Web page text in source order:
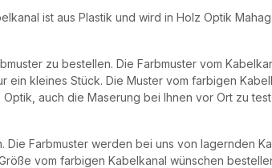
ist aus Plastik und wird in Holz Optik
zu bestellen. Die Farbmuster vom
kleines Stück. Die Muster vom farbigen
auch die Maserung bei Ihnen vor Ort zu
Farbmuster werden bei uns von lagernden
vom farbigen Kabelkanal wünschen